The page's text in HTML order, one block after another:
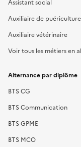
Auxiliaire de puériculture
Auxiliaire vétérinaire
Voir tous les métiers en
Alternance par diplôme
BTS CG
BTS Communication
BTS GPME
BTS MCO